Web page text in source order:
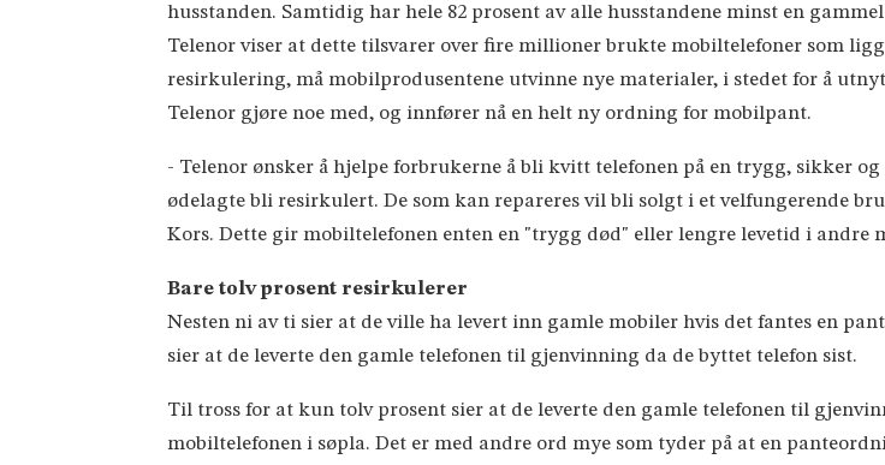
husstanden. Samtidig har hele 82 prosent av alle husstandene minst en
Telenor viser at dette tilsvarer over fire millioner brukte mobiltelefoner som
resirkulering, må mobilprodusentene utvinne nye materialer, i stedet for å
Telenor gjøre noe med, og innfører nå en helt ny ordning for mobilpant.
- Telenor ønsker å hjelpe forbrukerne å bli kvitt telefonen på en trygg, sikker
ødelagte bli resirkulert. De som kan repareres vil bli solgt i et velfungerende
Kors. Dette gir mobiltelefonen enten en "trygg død" eller lengre levetid i andre
Bare tolv prosent resirkulerer
Nesten ni av ti sier at de ville ha levert inn gamle mobiler hvis det fantes en
sier at de leverte den gamle telefonen til gjenvinning da de byttet telefon sist.
Til tross for at kun tolv prosent sier at de leverte den gamle telefonen til
mobiltelefonen i søpla. Det er med andre ord mye som tyder på at en